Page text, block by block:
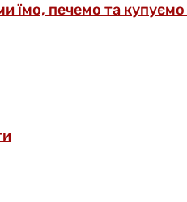
їмо, печемо та купуємо